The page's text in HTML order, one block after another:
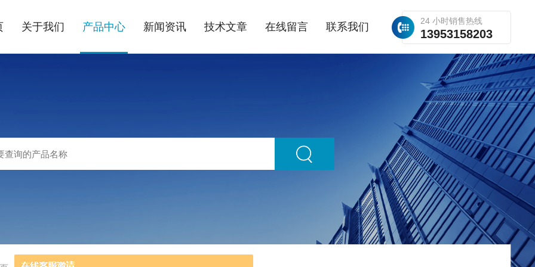
24 小时销售热线
13953158203
关于我们 产品中心 新闻资讯 技术文章 在线留言 联系我们